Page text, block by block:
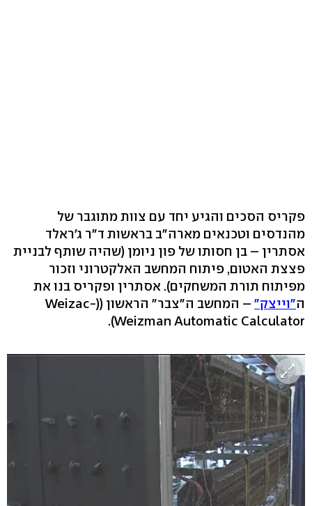
פקריס הסכים והגיע יחד עם צוות מתוגבר של
מהנדסים וטכנאים מארה"ב בראשות ד"ר ג'ראלד
אסתרין – בן חסותו של פון ניומן (שהיה שותף לבניית
פצצת האטום, פיתוח המחשב האלקטרוני וזכור
מפיתוח תורת המשחקים). אסתרין ופקריס בנו את
ה"וייצק"
– המחשב ה"צבר" הראשון ((Weizac-
Weizman Automatic Calculator).